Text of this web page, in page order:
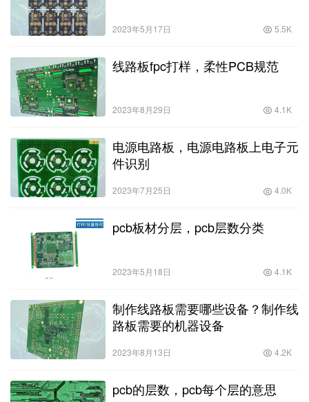
2023年5月17日 5.5K
线路板fpc打样，柔性PCB规范
2023年8月29日 4.1K
电源电路板，电源电路板上电子元
件识别
2023年7月25日 4.0K
pcb板材分层，pcb层数分类
2023年5月18日 4.1K
制作线路板需要哪些设备？制作线
路板需要的机器设备
2023年8月13日 4.2K
pcb的层数，pcb每个层的意思